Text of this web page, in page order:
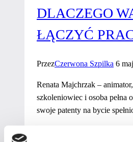
DLACZEGO
ŁĄCZYĆ
PrzezCzerwona Szpilka 6
Renata Majchrzak –
szkoleniowiec i osoba pełna
swoje patenty na bycie